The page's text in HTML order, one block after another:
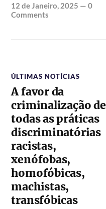
12 de Janeiro, 2025 —0
Comments
ÚLTIMAS NOTÍCIAS
A favor da
criminalização de
todas as práticas
discriminatórias
racistas,
xenófobas,
homofóbicas,
machistas,
transfóbicas